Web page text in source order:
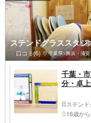
ステンドグラススタジ
口コミ(6) 千葉県>舞浜・浦
千葉・
分・卓
ステン
16歳から